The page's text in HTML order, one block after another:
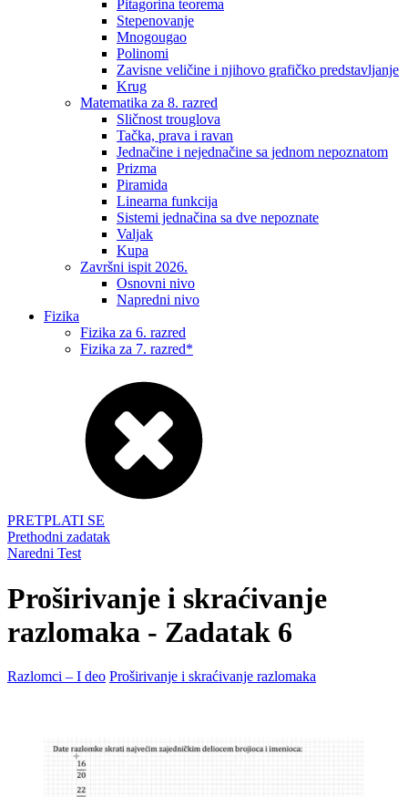
Pitagorina teorema
Stepenovanje
Mnogougao
Polinomi
Zavisne veličine i njihovo grafičko predstavljanje
Krug
Matematika za 8. razred
Sličnost trouglova
Tačka, prava i ravan
Jednačine i nejednačine sa jednom nepoznatom
Prizma
Piramida
Linearna funkcija
Sistemi jednačina sa dve nepoznate
Valjak
Kupa
Završni ispit 2026.
Osnovni nivo
Napredni nivo
Fizika
Fizika za 6. razred
Fizika za 7. razred*
PRETPLATI SE
Prethodni zadatak
Naredni Test
Proširivanje i skraćivanje
razlomaka - Zadatak 6
Razlomci – I deo Proširivanje i skraćivanje razlomaka